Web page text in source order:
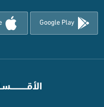
Google Play